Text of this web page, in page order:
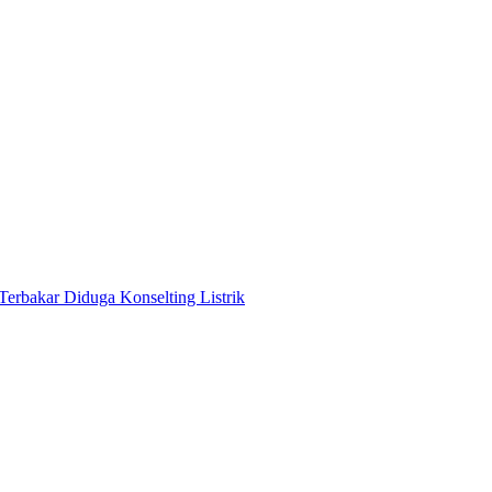
Diduga Konselting Listrik